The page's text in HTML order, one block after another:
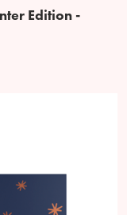
Edition -